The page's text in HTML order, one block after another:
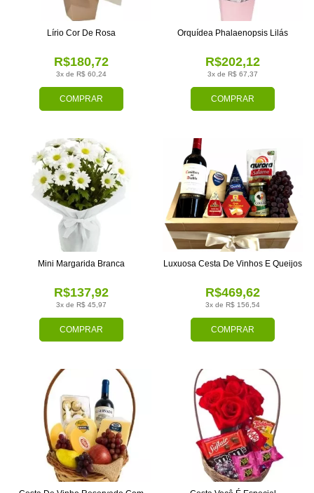
COMPRAR
3x de R$ 60,24
R$180,72
Lírio Cor De Rosa
COMPRAR
3x de R$ 67,37
R$202,12
Orquídea Phalaenopsis Lilás
COMPRAR
3x de R$ 45,97
R$137,92
Mini Margarida Branca
COMPRAR
3x de R$ 156,54
R$469,62
Luxuosa Cesta De Vinhos E Queijos